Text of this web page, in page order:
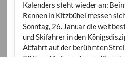
Kalenders steht wieder an:
Rennen in Kitzbühel messen
Sonntag, 26. Januar die
und Skifahrer in den
Abfahrt auf der berühmten